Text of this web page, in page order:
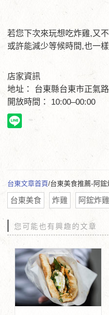
若您下次來玩想吃炸雞,又
或許能減少等候時間,也一
店家資訊
地址： 台東縣台東市正氣
開放時間： 10:00–00:00
台東文章首頁/台東美食推薦-阿鋐
台東美食 炸雞 阿鋐炸雞
您可能也有興趣的文章